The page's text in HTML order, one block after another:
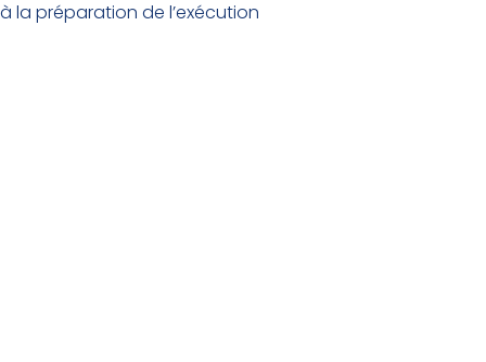
la préparation de l’exécution